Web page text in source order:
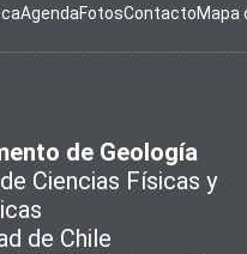
AgendaFotosContactoMapa
de Geología
Ciencias Físicas y
de Chile